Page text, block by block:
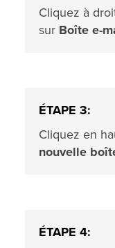
Cliquez à
sur Boîte e-
ÉTAPE 3:
Cliquez en
nouvelle
ÉTAPE 4: